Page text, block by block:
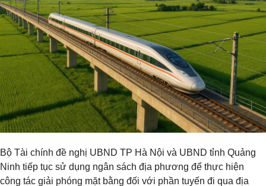
Bộ Tài chính đề nghị UBND TP Hà Nội và UBND tỉnh Quảng
Ninh tiếp tục sử dụng ngân sách địa phương để thực hiện
công tác giải phóng mặt bằng đối với phần tuyến đi qua địa